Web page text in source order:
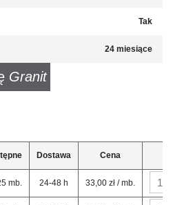
Tak
24 miesiące
Granit
Dostawa Cena
mb. 24-48 h 33,00 zł / mb.